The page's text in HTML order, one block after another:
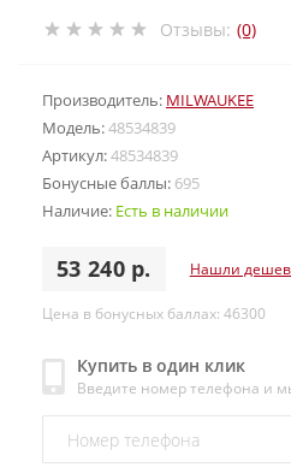
Отзывы: (0)
Производитель: MILWAUKEE
Модель:48534839
Артикул:48534839
Бонусные баллы: 695
Наличие: Есть в наличии
53 240 р. Нашли
Цена в бонусных баллах: 46300
Купить в один клик
Введите номер телефона и